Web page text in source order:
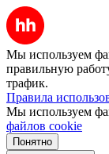
Мы используем
правильную
трафик.
Правила
Мы используем
файлов cookie
Понятно